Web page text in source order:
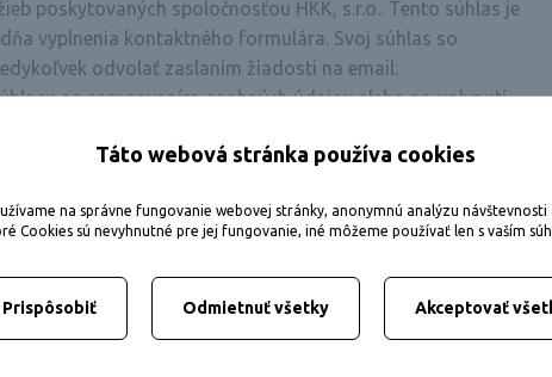
poskytovaných spoločnosťou HKK, s.r.o.. Tento súhlas je
vyplnenia kontaktného formulára. Svoj súhlas so
odvolať zaslaním žiadosti na email:
so spracovaním osobných údajov alebo po uplynutí
zo všetkých databáz prevádzkovateľa v súlade s
s prevádzkovateľom nedohodne inak.
Táto webová stránka používa cookies
na správne fungovanie webovej stránky, anonymnú analýzu návštevnosti
Cookies sú nevyhnutné pre jej fungovanie, iné môžeme používať len s vaším
Prispôsobiť Odmietnuť všetky Akceptovať